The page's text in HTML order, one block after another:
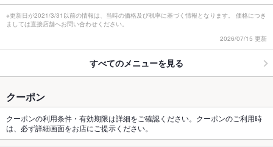
※更新日が2021/3/31以前の情報は、当時の価格及び税率に基づく情報となります。 価格につき
ましては直接店舗へお問い合わせください。
2026/07/15 更新
すべてのメニューを見る
クーポン
クーポンの利用条件・有効期限は詳細をご確認ください。クーポンのご利用時
は、必ず詳細画面をお店にご提示ください。